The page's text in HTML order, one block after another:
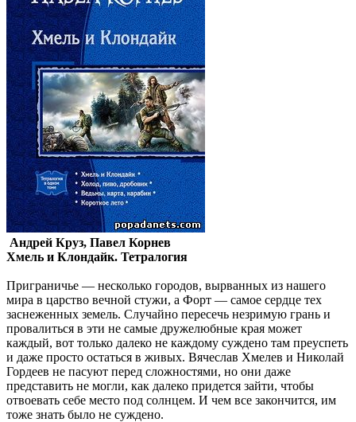
Андрей Круз, Павел Корнев
Хмель и Клондайк. Тетралогия
Приграничье — несколько городов, вырванных из нашего
мира в царство вечной стужи, а Форт — самое сердце тех
заснеженных земель. Случайно пересечь незримую грань и
провалиться в эти не самые дружелюбные края может
каждый, вот только далеко не каждому суждено там преуспеть
и даже просто остаться в живых. Вячеслав Хмелев и Николай
Гордеев не пасуют перед сложностями, но они даже
представить не могли, как далеко придется зайти, чтобы
отвоевать себе место под солнцем. И чем все закончится, им
тоже знать было не суждено.